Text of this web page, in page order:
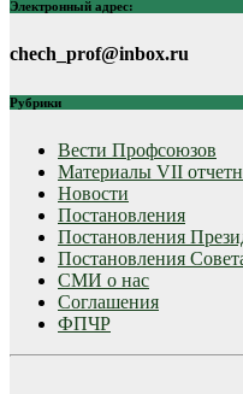
Электронный адрес:
chech_prof@inbox.ru
Рубрики
Вести Профсоюзов
Материалы VII
Новости
Постановления
Постановления
Постановления
СМИ о нас
Соглашения
ФПЧР